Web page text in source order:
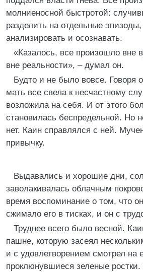
молниеносной быстротой:
разделить на отдельные
анализировать и осознавать.
«Казалось, все произошло вне
вне реальности», – думал он.
Будто и не было вовсе. Говоря
мать все свела к несчастному
возложила на себя. И от этого
становилась беспредельной. Но
нет. Каин справлялся с ней.
привычку.
Выдавались и хорошие дни,
заволакивалась облачным
время воспоминание о том, что
сжимало его в тисках, и он с
Труднее всего было весной.
пашне, которую засеял
и с удовлетворением смотрел на
проклюнувшиеся зеленые ростки.